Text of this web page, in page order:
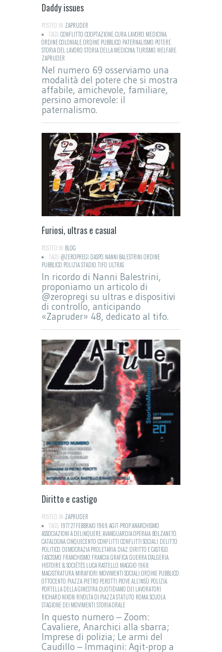
Daddy issues
POSTED IN:ZAPRUDER
TAGS:CONFLITTO COOPTAZIONECURA LAVORO MEDICINA
ORDINE COLONIALEORDINE PUBBLICO PATERNALISMO POTERE
STORIA DEL LAVORO STORIA DELLA MEDICINATURISMO WELFARE
ZAPRUDER
Nel numero 69 osserviamo una
modalità del potere che si mostra
affabile, amichevole, familiare,
persino amorevole: il
paternalismo.
Furiosi, ultras e casual
POSTED IN:BLOG
TAGS:@ZEROPREGI DASPO NANNI BALESTRINI ORDINE
PUBBLICO POLIZIASTADIO TIFO ULTRAS
In ricordo di Nanni Balestrini,
proponiamo un articolo di
@zeropregi su ultras e dispositivi
di controllo, anticipando
«Zapruder» 48, dedicato al tifo.
Diritto e castigo
POSTED IN:ZAPRUDER
TAGS:1977,27 FEBBRAIO 1969,AGIT-PROP,ANARCHISMO,
ASSOCIAZIONI A DELINQUERE,AVANGUARDIA OPERAIA,BOLZANETO,
CATALOGNA,CINQUECENTO,CONFLITTI,CONFLITTI SOCIALI,DELITTO
POLITICO,DEMOCRAZIA PROLETARIA,DIAZ,DIRITTO E CASTIGO,
FASCISMO,FRANCHISMO,FRANCIA,GRAFICA,GUERRA D'ALGERIA,
HISTOIRE & SOCIÉTÉS,LUCA RASTELLO,MAGGIO 1968,
MAGISTRATURA,MIRAFIORI,MOVIMENTI SOCIALI,ORDINE PUBBLICO,
OTTOCENTO,PIAZZA,PIETRO PEROTTI,PIOVE ALL'INSÙ,POLIZIA,
PORTELLA DELLA GINESTRA,QUOTIDIANO DEI LAVORATORI,
RICHARD NIXON,RIVOLTA DI PIAZZA STATUTO,ROMA,SCUOLA,
STAGIONE DEI MOVIMENTI,STORIA ORALE
In questo numero – Zoom:
Cavaliere, Anarchici alla sbarra;
Imprese di polizia; Le armi del
Caudillo – Immagini: Agit-prop a